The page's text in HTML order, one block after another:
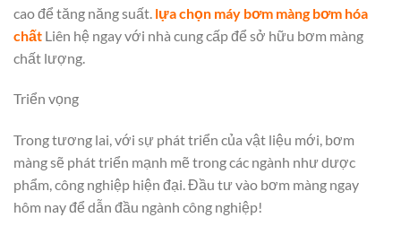
cao để tăng năng suất. lựa chọn máy bơm màng bơm hóa
chất Liên hệ ngay với nhà cung cấp để sở hữu bơm màng
chất lượng.
Triển vọng
Trong tương lai, với sự phát triển của vật liệu mới, bơm
màng sẽ phát triển mạnh mẽ trong các ngành như dược
phẩm, công nghiệp hiện đại. Đầu tư vào bơm màng ngay
hôm nay để dẫn đầu ngành công nghiệp!